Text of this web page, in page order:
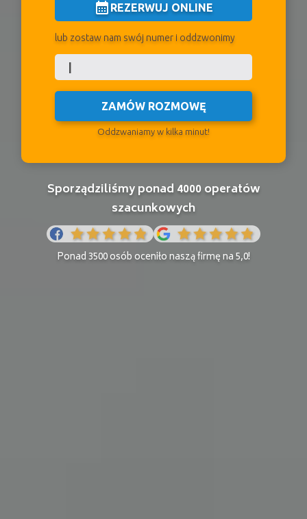
calendar_monthREZERWUJ ONLINE
lub zostaw nam swój numer i oddzwonimy
ZAMÓW ROZMOWĘ
Oddzwaniamy w kilka minut!
Sporządziliśmy ponad 4000 operatów
szacunkowych
Ponad 3500 osób oceniło naszą firmę na 5,0!